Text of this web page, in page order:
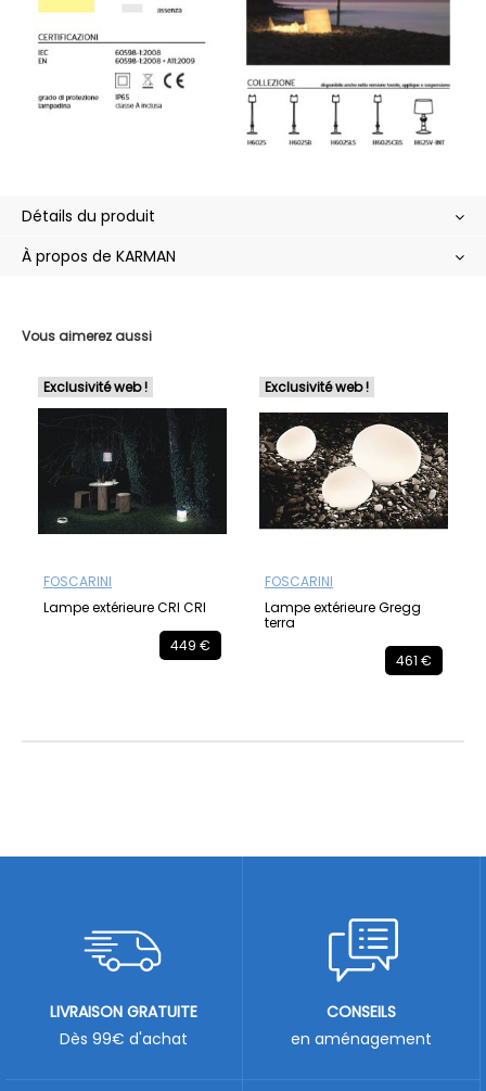
Vous aimerez aussi
Exclusivité web !
FOSCARINI
Lampe extérieure CRI CRI
449 €
Exclusivité web !
FOSCARINI
Lampe extérieure Gregg
terra
461 €
Détails du produit
À propos de KARMAN
LIVRAISON GRATUITE
Dès 99€ d'achat
CONSEILS
en aménagement